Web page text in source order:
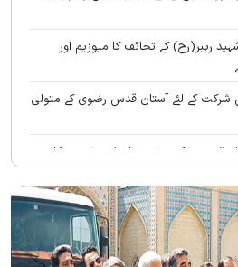
رہبر(رح) کے تحائف کا میوزیم اور
شرکت کے لئے آستان قدس رضوی کے متولی
للہ‘‘ نعرے کی تشریح کے لئے نشست کا
ٹی وی پروگرام
کرامت رضوی فاؤنڈیشن کی جانب سے